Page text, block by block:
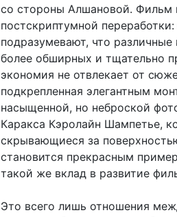
со стороны Алшановой. Фильм
постскриптумной
подразумевают, что
более обширных и тщательно
экономия не отвлекает от
подкрепленная элегантным
насыщенной, но неброской
Каракса Кэролайн Шампетье,
скрывающиеся за
становится прекрасным
такой же вклад в развитие
Это всего лишь отношения